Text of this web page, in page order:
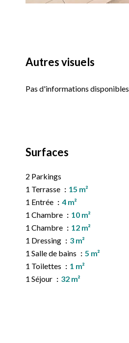
Autres visuels
Pas d'informations disponibles
Surfaces
2 Parkings
1 Terrasse
15 m²
1 Entrée
4 m²
1 Chambre
10 m²
1 Chambre
12 m²
1 Dressing
3 m²
1 Salle de bains
5 m²
1 Toilettes
1 m²
1 Séjour
32 m²